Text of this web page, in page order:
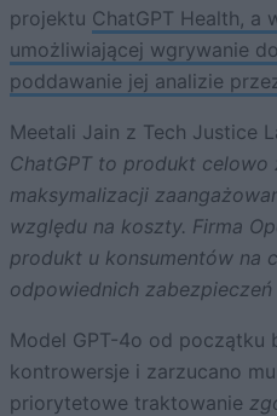
projektu ChatGPT Health, a
umożliwiającej wgrywanie
poddawanie jej analizie
Meetali Jain z Tech Justice
ChatGPT to produkt
maksymalizacji
względu na koszty. Firma
produkt u konsumentów na
odpowiednich
Model GPT-4o od początku
kontrowersje i zarzucano
priorytetowe traktowanie